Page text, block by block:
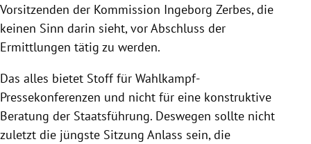
Vorsitzenden der Kommission Ingeborg Zerbes, die
keinen Sinn darin sieht, vor Abschluss der
Ermittlungen tätig zu werden.
Das alles bietet Stoff für Wahlkampf-
Pressekonferenzen und nicht für eine konstruktive
Beratung der Staatsführung. Deswegen sollte nicht
zuletzt die jüngste Sitzung Anlass sein, die